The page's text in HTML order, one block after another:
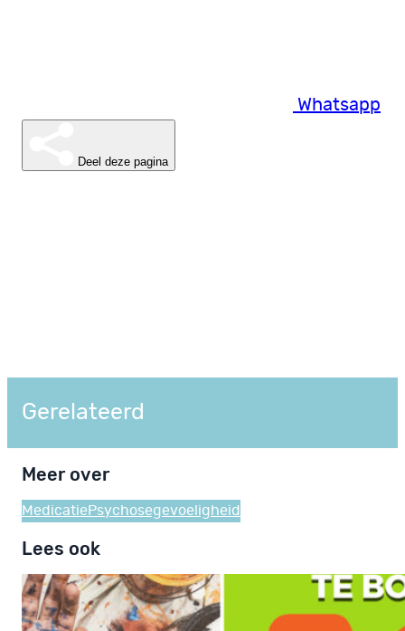
Whatsapp
Deel deze pagina
Gerelateerd
Meer over
Medicatie Psychosegevoeligheid
Lees ook